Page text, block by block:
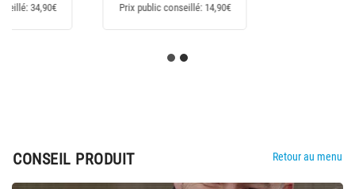
Prix public conseillé: 9,90€
CONSEIL PRODUIT Retour au menu